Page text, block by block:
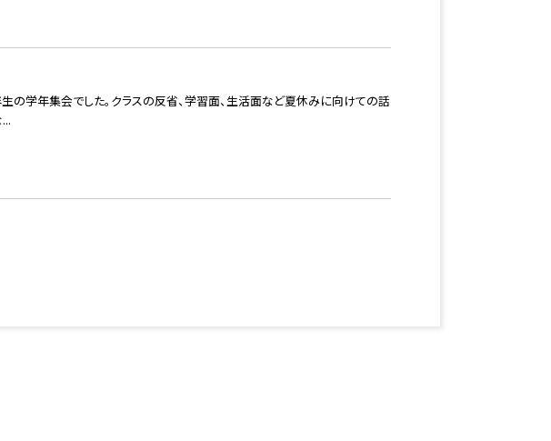
の学年集会でした。クラスの反省、学習面、生活面など夏休みに向けての話